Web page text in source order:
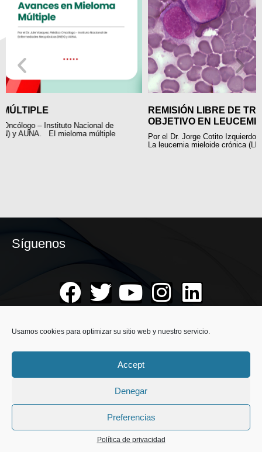
Usamos cookies para optimizar su sitio web y nuestro servicio.
Accept
Denegar
Preferencias
Política de privacidad
REMISIÓN LIBRE DE TRATAMIENTO UN NUEVO
OBJETIVO EN LEUCEMIA MIELOIDE CRÓNICA
Por el Dr. Jorge Cotito Izquierdo, Médico Oncólogo – Clínica Delgado.
La leucemia mieloide crónica (LMC) es una neoplasia
Síguenos
nuestros eventos, concursos, promociones o noticias,
suscribete a nuestro boletín.